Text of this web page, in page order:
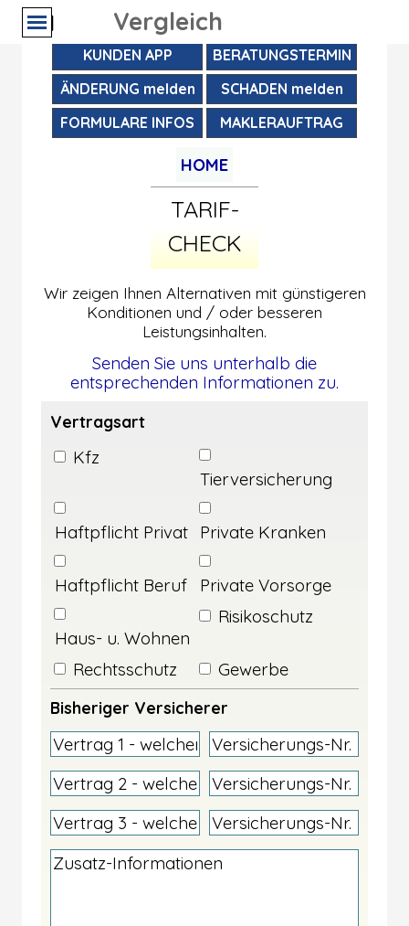
Direkt zum SeiteninhaltVergleich
Menü überspringenSERVICE
KUNDEN APP
BERATUNGSTERMIN
ÄNDERUNG melden
SCHADEN melden
FORMULARE INFOS
MAKLERAUFTRAG
HOME
TARIF-
CHECK
Wir zeigen Ihnen Alternativen mit günstigeren
Konditionen und / oder besseren
Leistungsinhalten.
Senden Sie uns unterhalb die
entsprechenden Informationen zu.
Vertragsart
Kfz
Tierversicherung
Haftpflicht Privat Private Kranken
Haftpflicht Beruf Private Vorsorge
Haus- u. Wohnen
Risikoschutz
Rechtsschutz Gewerbe
Bisheriger Versicherer